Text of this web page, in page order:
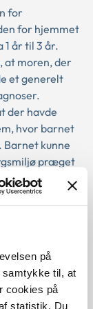
på
samtykke til, at
cookies på
statistik. Du
for
for hjemmet
1 år til 3 år.
at moren, der
et generelt
der havde
hvor barnet
kunne
præget
tilbød.
efter
udvikling, at
for